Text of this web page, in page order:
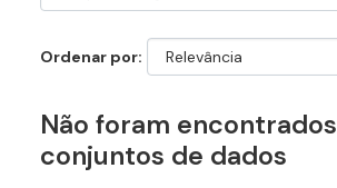
Ordenar por
Não foram encontrados
conjuntos de dados